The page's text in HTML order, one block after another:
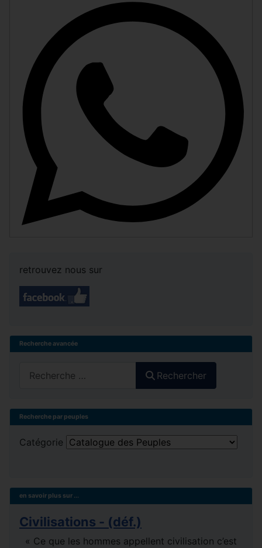
retrouvez nous sur
Recherche avancée
Rechercher
Recherche par peuples
Catégorie
en savoir plus sur ...
Civilisations - (déf.)
« Ce que les hommes appellent civilisation c’est